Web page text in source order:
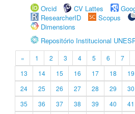
Orcid
CV Lattes
ResearcherID
Scopus
Dimensions
Repositório Institucional
« 1 2 3 4 5 6 7
13
14 15 16 17 18 19
24
25 26 27 28 29 30
35
36 37 38 39 40 41